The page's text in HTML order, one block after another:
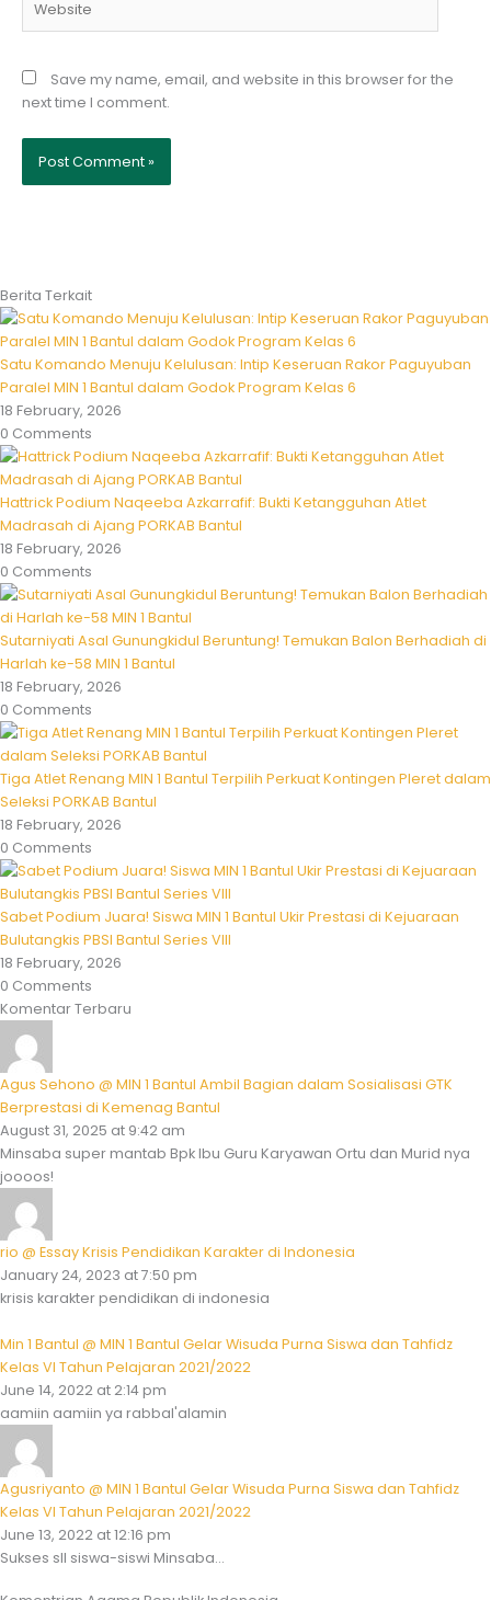
Save my name, email, and website in this browser for the
next time I comment.
Berita Terkait
Satu Komando Menuju Kelulusan: Intip Keseruan Rakor Paguyuban
Paralel MIN 1 Bantul dalam Godok Program Kelas 6
18 February, 2026
0 Comments
Hattrick Podium Naqeeba Azkarrafif: Bukti Ketangguhan Atlet
Madrasah di Ajang PORKAB Bantul
18 February, 2026
0 Comments
Sutarniyati Asal Gunungkidul Beruntung! Temukan Balon Berhadiah di
Harlah ke-58 MIN 1 Bantul
18 February, 2026
0 Comments
Tiga Atlet Renang MIN 1 Bantul Terpilih Perkuat Kontingen Pleret dalam
Seleksi PORKAB Bantul
18 February, 2026
0 Comments
Sabet Podium Juara! Siswa MIN 1 Bantul Ukir Prestasi di Kejuaraan
Bulutangkis PBSI Bantul Series VIII
18 February, 2026
0 Comments
Komentar Terbaru
Agus Sehono @ MIN 1 Bantul Ambil Bagian dalam Sosialisasi GTK
Berprestasi di Kemenag Bantul
August 31, 2025 at 9:42 am
Minsaba super mantab Bpk Ibu Guru Karyawan Ortu dan Murid nya
joooos!
rio @ Essay Krisis Pendidikan Karakter di Indonesia
January 24, 2023 at 7:50 pm
krisis karakter pendidikan di indonesia
Min 1 Bantul @ MIN 1 Bantul Gelar Wisuda Purna Siswa dan Tahfidz
Kelas VI Tahun Pelajaran 2021/2022
June 14, 2022 at 2:14 pm
aamiin aamiin ya rabbal'alamin
Agusriyanto @ MIN 1 Bantul Gelar Wisuda Purna Siswa dan Tahfidz
Kelas VI Tahun Pelajaran 2021/2022
June 13, 2022 at 12:16 pm
Sukses sll siswa-siswi Minsaba...